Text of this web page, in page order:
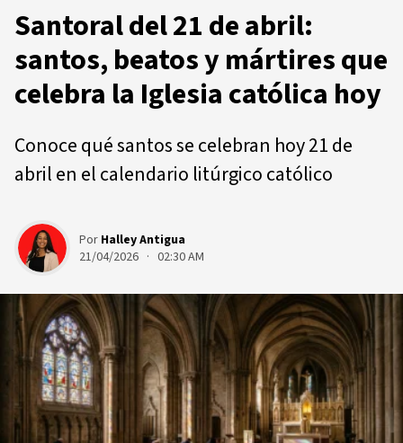
Santoral del 21 de abril:
santos, beatos y mártires que
celebra la Iglesia católica hoy
Conoce qué santos se celebran hoy 21 de
abril en el calendario litúrgico católico
Por Halley Antigua
21/04/2026 · 02:30 AM